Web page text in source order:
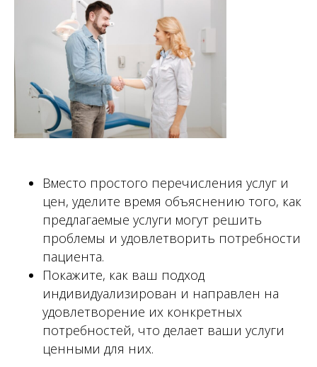
Вместо простого перечисления услуг и
цен, уделите время объяснению того, как
предлагаемые услуги могут решить
проблемы и удовлетворить потребности
пациента.
Покажите, как ваш подход
индивидуализирован и направлен на
удовлетворение их конкретных
потребностей, что делает ваши услуги
ценными для них.
ИП БАРАНОВА АНАСТАСИЯ
ВЛАДИМИРОВНА
инструменты и материалы
для врача
о компании
контакты
работы с пациентами
работы мастер-техников
патенты и сертификаты
преподаватели
отзывы